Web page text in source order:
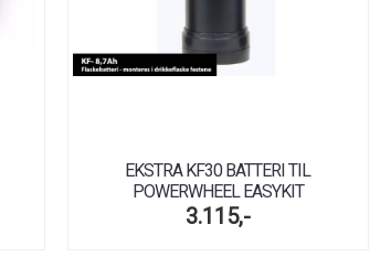
EKSTRA KF30 BATTERI TIL
POWERWHEEL EASYKIT
3.115,-